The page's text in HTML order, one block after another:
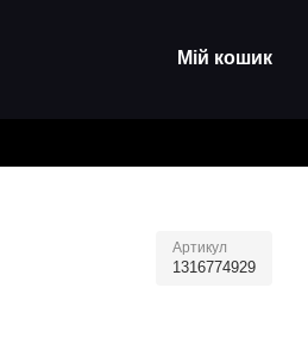
Мій кошик
Артикул
1316774929